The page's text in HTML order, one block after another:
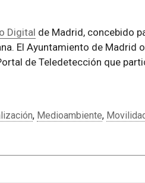
Digital de Madrid, concebido
El Ayuntamiento de Madrid
de Teledetección que
, Medioambiente,